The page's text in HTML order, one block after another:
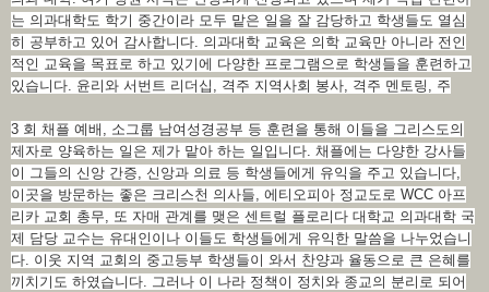
는 의과대학도 학기 중간이라 모두 맡은 일을 잘 감당하고 학생들도 열심
히 공부하고 있어 감사합니다. 의과대학 교육은 의학 교육만 아니라 전인
적인 교육을 목표로 하고 있기에 다양한 프로그램으로 학생들을 훈련하고
있습니다. 윤리와 서번트 리더십, 격주 지역사회 봉사, 격주 멘토링, 주
3 회 채플 예배, 소그룹 남여성경공부 등 훈련을 통해 이들을 그리스도의
제자로 양육하는 일은 제가 맡아 하는 일입니다. 채플에는 다양한 강사들
이 그들의 신앙 간증, 신앙과 의료 등 학생들에게 유익을 주고 있습니다,
이곳을 방문하는 좋은 크리스천 의사들, 에티오피아 정교도로 WCC 아프
리카 교회 총무, 또 자매 관계를 맺은 센트럴 플로리다 대학교 의과대학 국
제 담당 교수는 유대인이나 이들도 학생들에게 유익한 말씀을 나누었습니
다. 이웃 지역 교회의 중고등부 학생들이 와서 찬양과 율동으로 큰 은혜를
끼치기도 하였습니다. 그러나 이 나라 정책이 정치와 종교의 분리로 되어